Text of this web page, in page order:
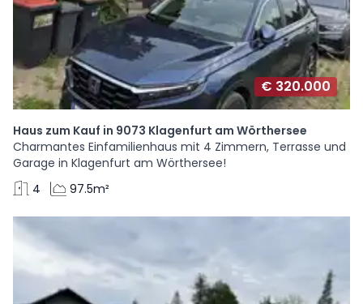
€ 320.000
Haus zum Kauf in 9073 Klagenfurt am Wörthersee
Charmantes Einfamilienhaus mit 4 Zimmern, Terrasse und
Garage in Klagenfurt am Wörthersee!
4
97.5m²